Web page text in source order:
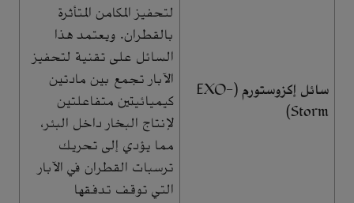
سائل إكزوستورم (EXO-
Storm)
لتحفيز المكامن المتأثرة
بالقطران. ويعتمد هذا
السائل على تقنية لتحفيز
الآبار تجمع بين مادتين
كيميائيتين متفاعلتين
لإنتاج البخار داخل البئر،
مما يؤدي إلى تحريك
ترسبات القطران في الآبار
التي توقف تدفقها